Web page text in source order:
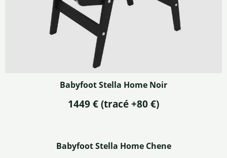
Babyfoot Stella Home Noir
1449 €(tracé +80 €)
Babyfoot Stella Home Chene